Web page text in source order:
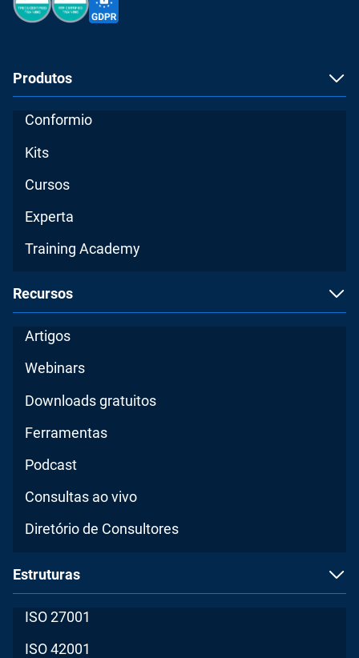
Produtos
Conformio
Kits
Cursos
Experta
Training Academy
Recursos
Artigos
Webinars
Downloads gratuitos
Ferramentas
Podcast
Consultas ao vivo
Diretório de Consultores
Estruturas
ISO 27001
ISO 42001